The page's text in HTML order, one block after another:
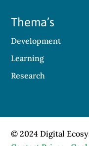
Thema’s
Development
Learning
Research
© 2024 Digital